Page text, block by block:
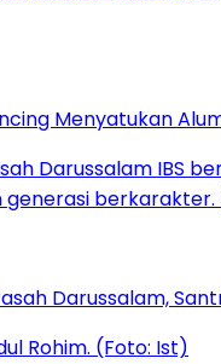
Menyatukan
Darussalam,